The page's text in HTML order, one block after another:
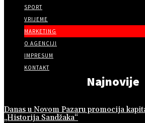
SPORT
VRIJEME
MARKETING
O AGENCIJI
IMPRESUM
KONTAKT
Najnovije
Danas u Novom Pazaru promocija
„Historija Sandžaka“